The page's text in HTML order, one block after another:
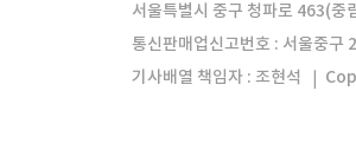
서울특별시 중구 청파로 463(
통신판매업신고번호 : 서울중구
기사배열 책임자 : 조현석